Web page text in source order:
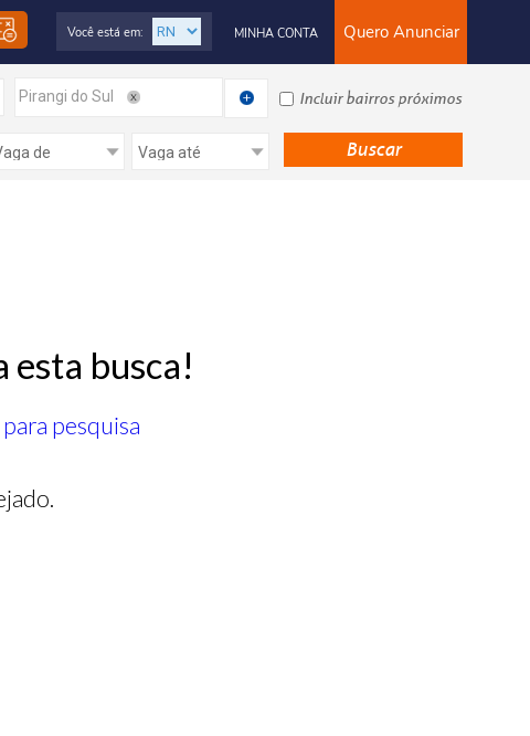
Quero Anunciar
MINHA CONTA
Você está em:
Pirangi do Sul Incluir bairros próximos
esta busca!
pesquisa